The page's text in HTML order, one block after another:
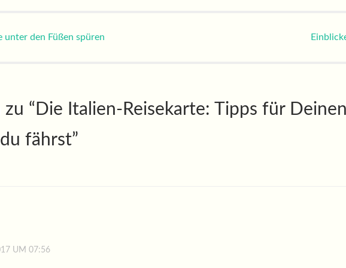
unter den Füßen spüren
“ Die Italien-Reisekarte: Tipps für
fährst”
UM 07:56